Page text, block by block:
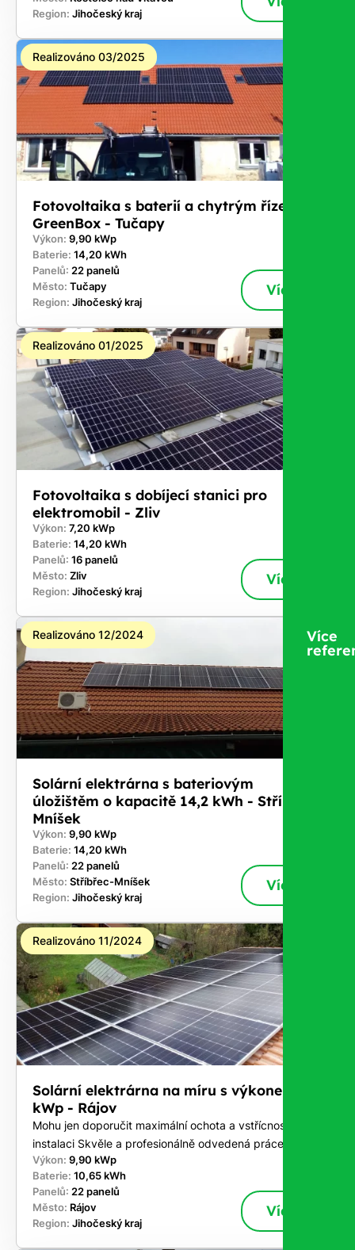
Region: Jihočeský kraj
Realizováno 03/2025
Fotovoltaika s baterií a chytrým řízením
GreenBox - Tučapy
Výkon: 9,90 kWp
Baterie: 14,20 kWh
Panelů: 22 panelů
Město: Tučapy
Region: Jihočeský kraj
Více
Realizováno 01/2025
Fotovoltaika s dobíjecí stanici pro
elektromobil - Zliv
Výkon: 7,20 kWp
Baterie: 14,20 kWh
Panelů: 16 panelů
Město: Zliv
Region: Jihočeský kraj
Více
Realizováno 12/2024
Solární elektrárna s bateriovým
úložištěm o kapacitě 14,2 kWh - Stříbřec-
Mníšek
Výkon: 9,90 kWp
Baterie: 14,20 kWh
Panelů: 22 panelů
Město: Stříbřec-Mníšek
Region: Jihočeský kraj
Více
Realizováno 11/2024
Solární elektrárna na míru s výkonem 9,9
kWp - Rájov
Mohu jen doporučit maximální ochota a vstřícnost při
instalaci Skvěle a profesionálně odvedená práce .
Výkon: 9,90 kWp
Baterie: 10,65 kWh
Panelů: 22 panelů
Město: Rájov
Region: Jihočeský kraj
Více
Více